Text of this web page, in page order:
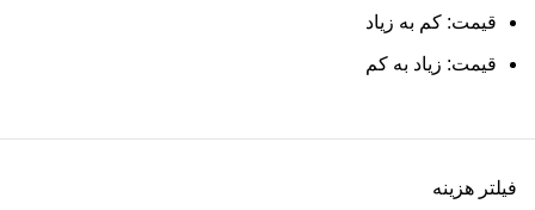
قیمت: کم به زیاد
قیمت: زیاد به کم
فیلتر هزینه